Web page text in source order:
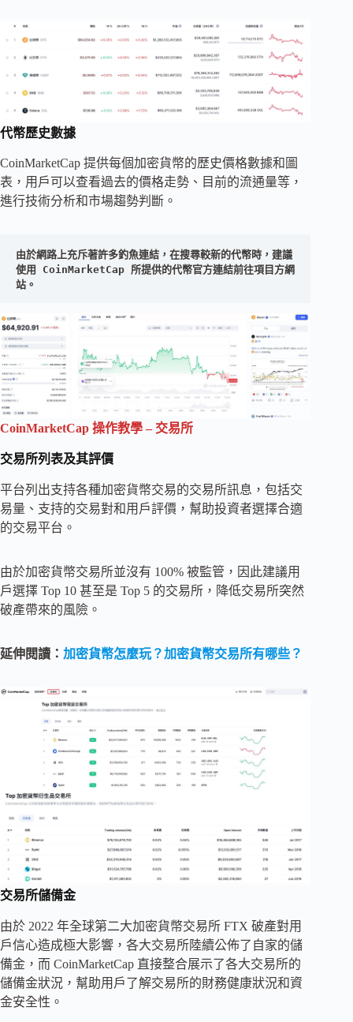
代幣歷史數據
CoinMarketCap 提供每個加密貨幣的歷史價格數據和圖
表，用戶可以查看過去的價格走勢、目前的流通量等，
進行技術分析和市場趨勢判斷。
由於網路上充斥著許多釣魚連結，在搜尋較新的代幣時，建議
使用 CoinMarketCap 所提供的代幣官方連結前往項目方網
站。
CoinMarketCap 操作教學 – 交易所
交易所列表及其評價
平台列出支持各種加密貨幣交易的交易所訊息，包括交
易量、支持的交易對和用戶評價，幫助投資者選擇合適
的交易平台。
由於加密貨幣交易所並沒有 100% 被監管，因此建議用
戶選擇 Top 10 甚至是 Top 5 的交易所，降低交易所突然
破產帶來的風險。
延伸閱讀： 加密貨幣怎麼玩？加密貨幣交易所有哪些？
交易所儲備金
由於 2022 年全球第二大加密貨幣交易所 FTX 破產對用
戶信心造成極大影響，各大交易所陸續公佈了自家的儲
備金，而 CoinMarketCap 直接整合展示了各大交易所的
儲備金狀況，幫助用戶了解交易所的財務健康狀況和資
金安全性。